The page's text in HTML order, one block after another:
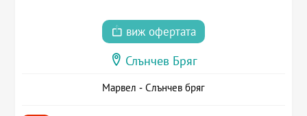
виж офертата
Слънчев Бряг
Марвел - Слънчев бряг